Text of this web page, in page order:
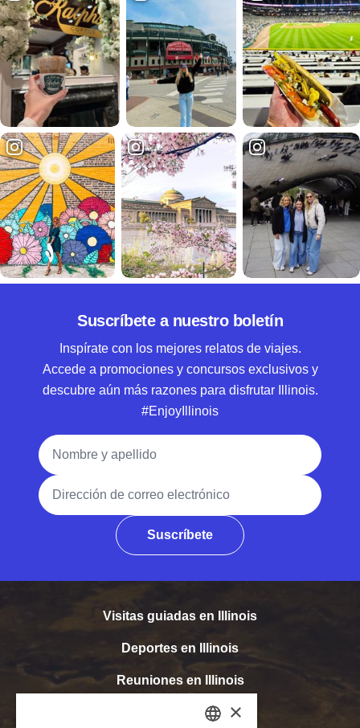
Suscríbete a nuestro boletín
Inspírate con los mejores relatos de viajes.
Accede a promociones y concursos exclusivos y
descubre aún más razones para disfrutar Illinois.
#EnjoyIllinois
Nombre y apellido
Dirección de correo electrónico
Suscríbete
Visitas guiadas en Illinois
Deportes en Illinois
Reuniones en Illinois
Accesibilidad ×